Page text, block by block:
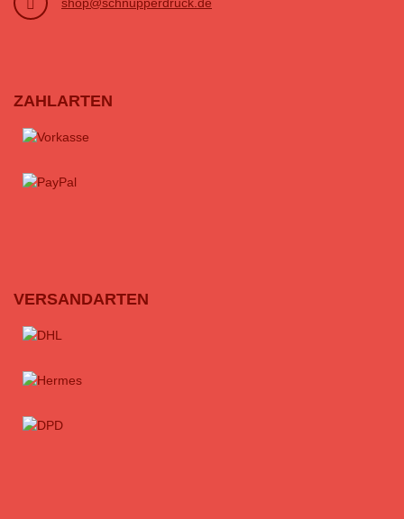
ZAHLARTEN
VERSANDARTEN